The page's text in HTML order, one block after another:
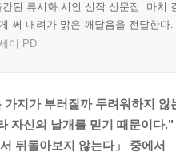
된 류시화 시인 신작 산문집. 마치
써 내려가 맑은 깨달음을 전달한
이 PD
가지가 부러질까 두려워하지 않
자신의 날개를 믿기 때문이다."
뒤돌아보지 않는다」 중에서